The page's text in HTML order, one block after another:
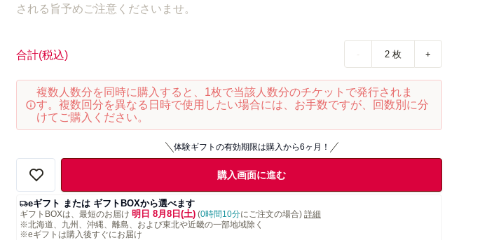
される旨予めご注意くださいませ。
合計(税込) - 2 枚 +
複数人数分を同時に購入すると、1枚で当該人数分のチケットで発行されま
す。複数回分を異なる日時で使用したい場合には、お手数ですが、回数別に分
けてご購入ください。
体験ギフトの有効期限は購入から6ヶ月！
購入画面に進む
eギフト または ギフトBOXから選べます
ギフトBOXは、最短のお届け 明日 8月8日(土) (0時間10分にご注文の場合) 詳細
※北海道、九州、沖縄、離島、および東北や近畿の一部地域除く
※eギフトは購入後すぐにお届け